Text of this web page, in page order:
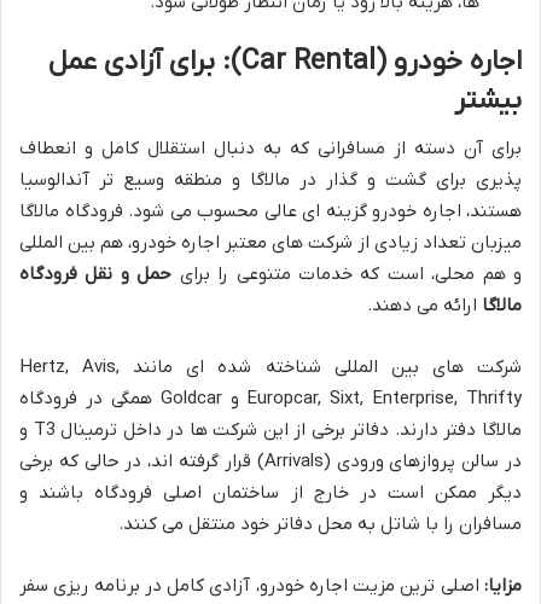
اجاره خودرو (Car Rental): برای آزادی عمل
بیشتر
برای آن دسته از مسافرانی که به دنبال استقلال کامل و انعطاف
پذیری برای گشت و گذار در مالاگا و منطقه وسیع تر آندالوسیا
هستند، اجاره خودرو گزینه ای عالی محسوب می شود. فرودگاه مالاگا
میزبان تعداد زیادی از شرکت های معتبر اجاره خودرو، هم بین المللی
و هم محلی، است که خدمات متنوعی را برای حمل و نقل فرودگاه
مالاگا ارائه می دهند.
شرکت های بین المللی شناخته شده ای مانند Hertz, Avis,
Europcar, Sixt, Enterprise, Thrifty و Goldcar همگی در فرودگاه
مالاگا دفتر دارند. دفاتر برخی از این شرکت ها در داخل ترمینال T3 و
در سالن پروازهای ورودی (Arrivals) قرار گرفته اند، در حالی که برخی
دیگر ممکن است در خارج از ساختمان اصلی فرودگاه باشند و
مسافران را با شاتل به محل دفاتر خود منتقل می کنند.
مزایا: اصلی ترین مزیت اجاره خودرو، آزادی کامل در برنامه ریزی سفر